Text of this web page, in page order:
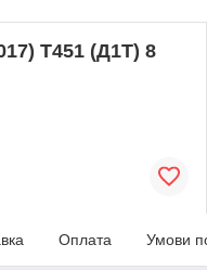
T451 (Д1Т) 8
Оплата Умови